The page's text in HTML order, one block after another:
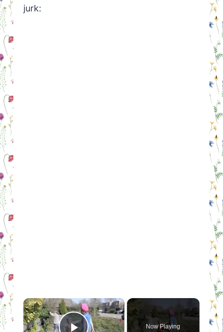
jurk:
×
Now Playing